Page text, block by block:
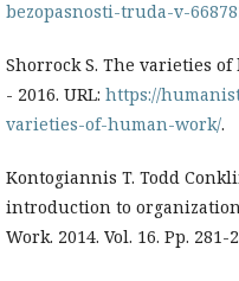
bezopasnosti-truda-v-
Shorrock S. The varieties
- 2016. URL: https://
varieties-of-human-work/.
Kontogiannis T. Todd
introduction to
Work. 2014. Vol. 16. Pp. 281-